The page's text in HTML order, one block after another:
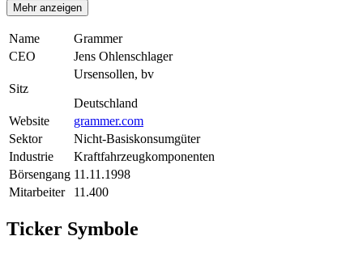
Mehr anzeigen
Name
Grammer
CEO
Jens Ohlenschlager
Sitz
Ursensollen, bv
Deutschland
Website
grammer.com
Sektor
Nicht-Basiskonsumgüter
Industrie
Kraftfahrzeugkomponenten
Börsengang 11.11.1998
Mitarbeiter
11.400
Ticker Symbole